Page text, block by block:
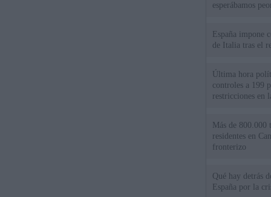
esperábamos
España impone
de Italia tras el
Última hora
controles a 199
restricciones en
Más de 800.000
residentes en
fronterizo
Qué hay detrás
España por la